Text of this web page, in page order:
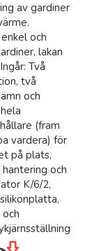
av gardiner
och
lakan
Två
två
och
(fram
vardera) för
på plats,
och
K/6/2,